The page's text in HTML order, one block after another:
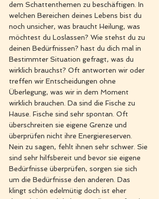
dem Schattenthemen zu beschäftigen. In
welchen Bereichen deines Lebens bist du
noch unsicher, was braucht Heilung, was
möchtest du Loslassen? Wie stehst du zu
deinen Bedürfnissen? hast du dich mal in
Bestimmter Situation gefragt, was du
wirklich brauchst? Oft antworten wir oder
treffen wir Entscheidungen ohne
Überlegung, was wir in dem Moment
wirklich brauchen. Da sind die Fische zu
Hause. Fische sind sehr spontan. Oft
überschreiten sie eigene Grenze und
überprüfen nicht ihre Energiereserven.
Nein zu sagen, fehlt ihnen sehr schwer. Sie
sind sehr hilfsbereit und bevor sie eigene
Bedürfnisse überprüfen, sorgen sie sich
um die Bedürfnisse den anderen. Das
klingt schön edelmütig doch ist eher